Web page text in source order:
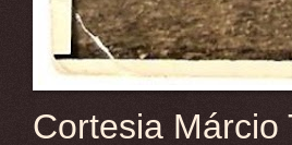
Cortesia Márcio